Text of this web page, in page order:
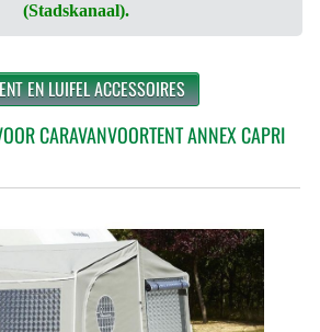
(Stadskanaal).
EN LUIFEL ACCESSOIRES
CARAVANVOORTENT ANNEX CAPRI